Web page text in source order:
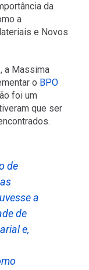
da
a
e Novos
, a Massima
o BPO
foi um
que ser
de
a
de
e,